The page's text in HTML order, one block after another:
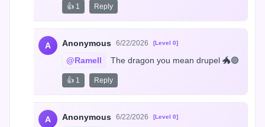
👍 1 Reply
A Anonymous 6/22/2026 [Level 0]
@Ramell The dragon you mean drupel 🐲🟣
👍 1 Reply
A Anonymous 6/22/2026 [Level 0]